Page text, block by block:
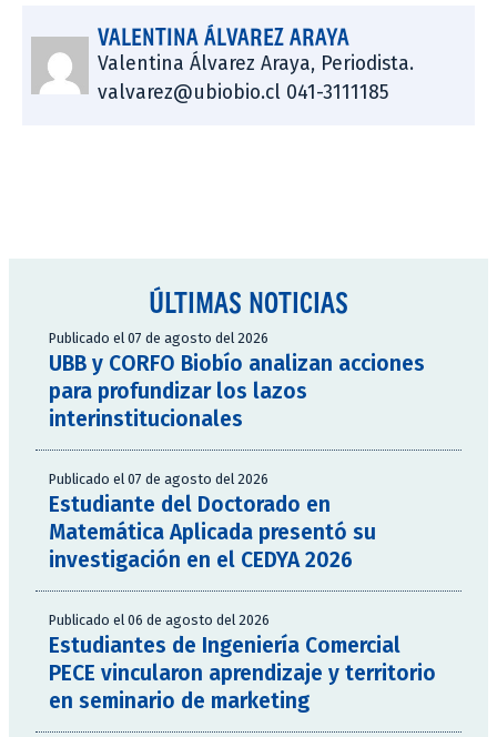
VALENTINA ÁLVAREZ ARAYA
Valentina Álvarez Araya, Periodista.
valvarez@ubiobio.cl 041-3111185
ÚLTIMAS NOTICIAS
Publicado el 07 de agosto del 2026
UBB y CORFO Biobío analizan acciones
para profundizar los lazos
interinstitucionales
Publicado el 07 de agosto del 2026
Estudiante del Doctorado en
Matemática Aplicada presentó su
investigación en el CEDYA 2026
Publicado el 06 de agosto del 2026
Estudiantes de Ingeniería Comercial
PECE vincularon aprendizaje y territorio
en seminario de marketing